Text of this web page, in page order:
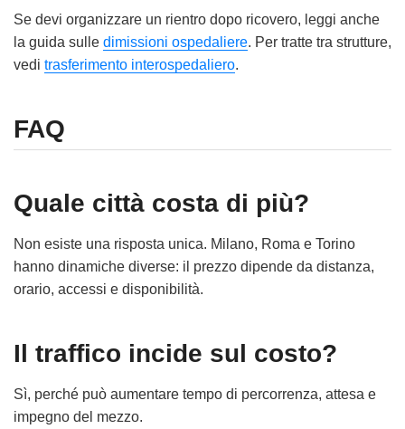
Se devi organizzare un rientro dopo ricovero, leggi anche
la guida sulle dimissioni ospedaliere. Per tratte tra strutture,
vedi trasferimento interospedaliero.
FAQ
Quale città costa di più?
Non esiste una risposta unica. Milano, Roma e Torino
hanno dinamiche diverse: il prezzo dipende da distanza,
orario, accessi e disponibilità.
Il traffico incide sul costo?
Sì, perché può aumentare tempo di percorrenza, attesa e
impegno del mezzo.